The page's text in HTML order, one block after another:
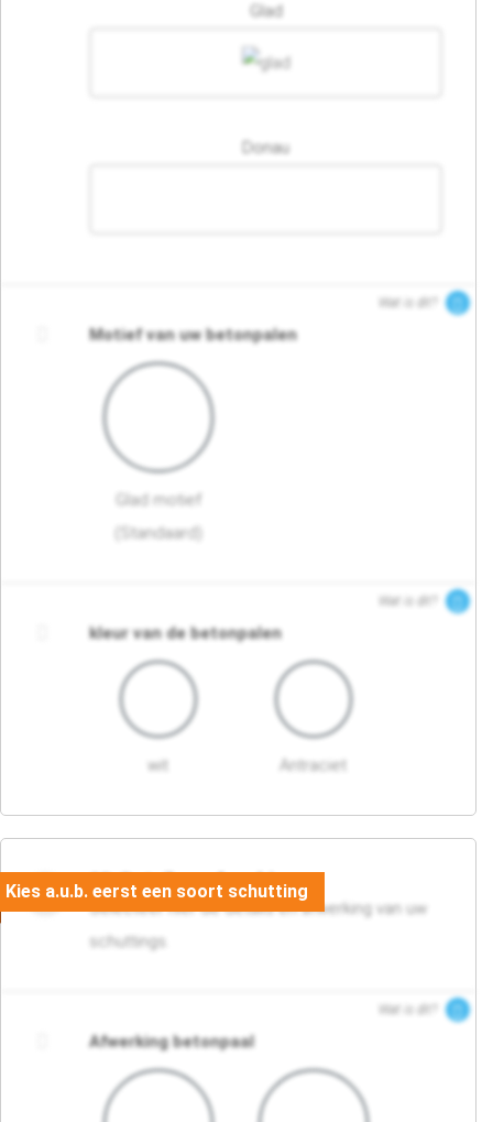
Glad
Donau
Wat is dit?
Motief van uw betonpalen
Glad motief
(Standaard)
Wat is dit?
kleur van de betonpalen
wit Antraciet
03. Detail en afwerking
Selecteer hier de details en afwerking van uw
schuttings.
Wat is dit?
Afwerking betonpaal